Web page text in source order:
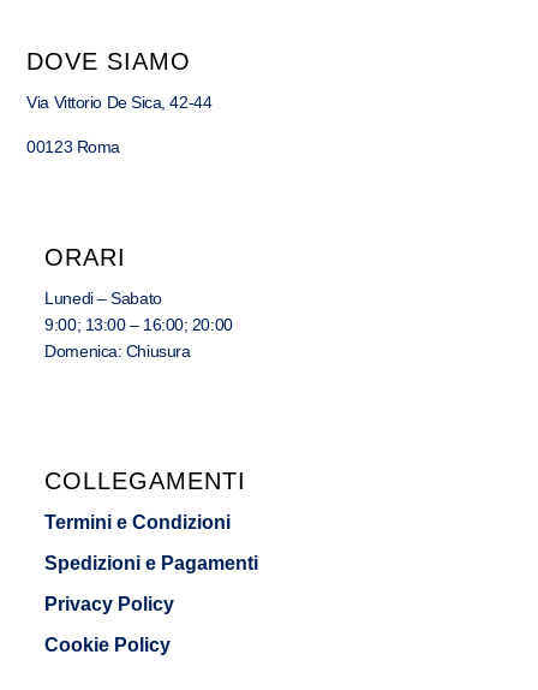
DOVE SIAMO
Via Vittorio De Sica, 42-44
00123 Roma
ORARI
Lunedi – Sabato
9:00; 13:00 – 16:00; 20:00
Domenica: Chiusura
COLLEGAMENTI
Termini e Condizioni
Spedizioni e Pagamenti
Privacy Policy
Cookie Policy